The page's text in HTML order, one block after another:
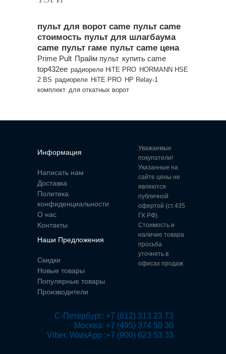
пульт для ворот came пульт came
стоимость пульт для шлагбаума
came пульт гаме пульт came цена
Prime Pult Прайм пульт купить came
top432ee радиореле HiTE PRO HORMANN HSE
2 BS радиореле HiTE PRO HP Relay-1
комплект для откатных ворот
Информация
Написать нам
Доставка
Политика
конфиденциальности
О нас
Контакты
Наши Предложения
Скидки
Новые товары
Популярные товары
Производители
Москва: +7 (495) 374 50 30
Viber, WatsApp :+7 (900) 623 53 33
Уважаемые
покупатели!
Указанные на
сайте цены не
являются
публичной
офертой (ст.435
ГК РФ).
Стоимость и
наличие товара
просьба
уточнять в
офисах продаж.